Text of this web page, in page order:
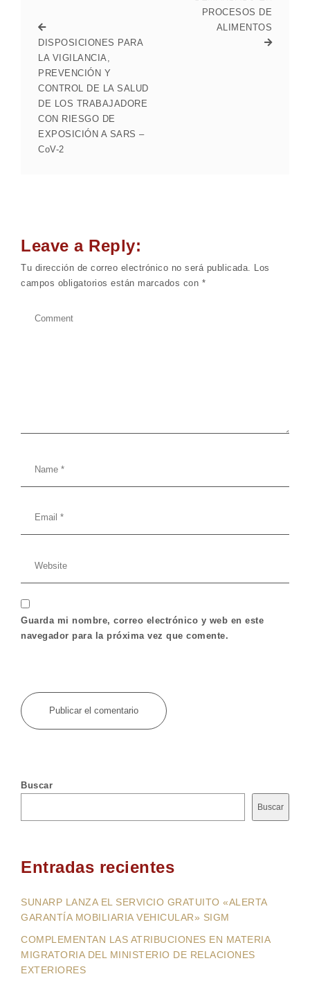
DISPOSICIONES PARA
LA VIGILANCIA,
PREVENCIÓN Y
CONTROL DE LA SALUD
DE LOS TRABAJADORE
CON RIESGO DE
EXPOSICIÓN A SARS –
CoV-2
PROCESOS DE
ALIMENTOS
Leave a Reply:
Tu dirección de correo electrónico no será publicada.
Los
campos obligatorios están marcados con *
Guarda mi nombre, correo electrónico y web en este
navegador para la próxima vez que comente.
Buscar
Buscar
Entradas recientes
SUNARP LANZA EL SERVICIO GRATUITO «ALERTA
GARANTÍA MOBILIARIA VEHICULAR» SIGM
COMPLEMENTAN LAS ATRIBUCIONES EN MATERIA
MIGRATORIA DEL MINISTERIO DE RELACIONES
EXTERIORES